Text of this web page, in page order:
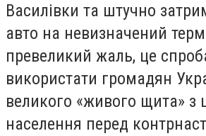
Василівки та штучно
авто на невизначений
превеликий жаль, це
використати громадян
великого «живого щита» з
населення перед